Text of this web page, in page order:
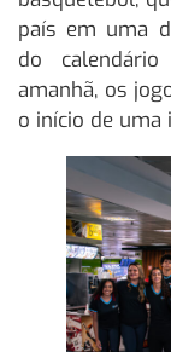
país em uma
do
amanhã, os
o início de uma